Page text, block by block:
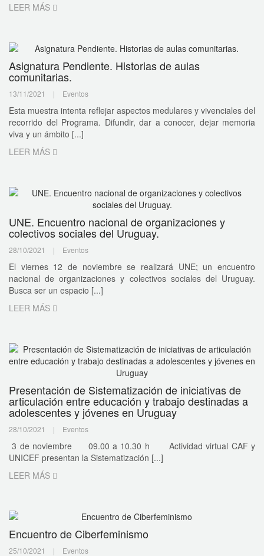
LEER MÁS
Asignatura Pendiente. Historias de aulas
comunitarias.
13/11/2021 | Eventos
Esta muestra intenta reflejar aspectos medulares y vivenciales del
recorrido del Programa. Difundir, dar a conocer, dejar memoria
viva y un ámbito [...]
LEER MÁS
UNE. Encuentro nacional de organizaciones y
colectivos sociales del Uruguay.
28/10/2021 | Eventos
El viernes 12 de noviembre se realizará UNE; un encuentro
nacional de organizaciones y colectivos sociales del Uruguay.
Busca ser un espacio [...]
LEER MÁS
Presentación de Sistematización de iniciativas de
articulación entre educación y trabajo destinadas a
adolescentes y jóvenes en Uruguay
28/10/2021 | Eventos
3 de noviembre 09.00 a 10.30 h Actividad virtual CAF y
UNICEF presentan la Sistematización [...]
LEER MÁS
Encuentro de Ciberfeminismo
25/10/2021 | Eventos